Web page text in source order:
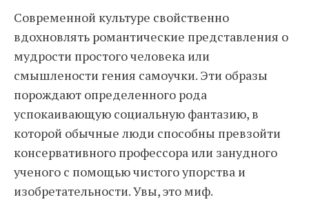
Современной культуре свойственно
вдохновлять романтические представления о
мудрости простого человека или
смышлености гения самоучки. Эти образы
порождают определенного рода
успокаивающую социальную фантазию, в
которой обычные люди способны превзойти
консервативного профессора или занудного
ученого с помощью чистого упорства и
изобретательности. Увы, это миф.